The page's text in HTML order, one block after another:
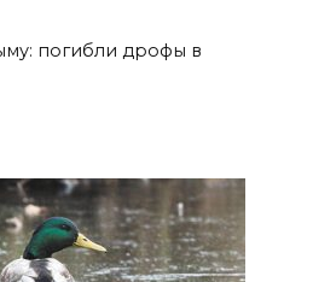
погибли дрофы в